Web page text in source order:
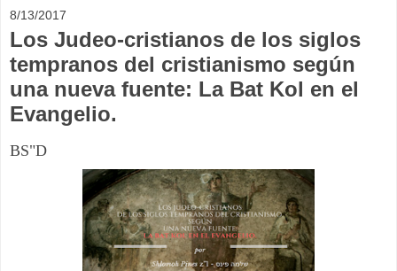
8/13/2017
Los Judeo-cristianos de los siglos
tempranos del cristianismo según
una nueva fuente: La Bat Kol en el
Evangelio.
BS"D